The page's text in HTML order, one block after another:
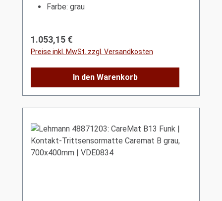
Farbe: grau
Regulärer Preis:
1.053,15 €
Preise inkl. MwSt. zzgl. Versandkosten
In den Warenkorb